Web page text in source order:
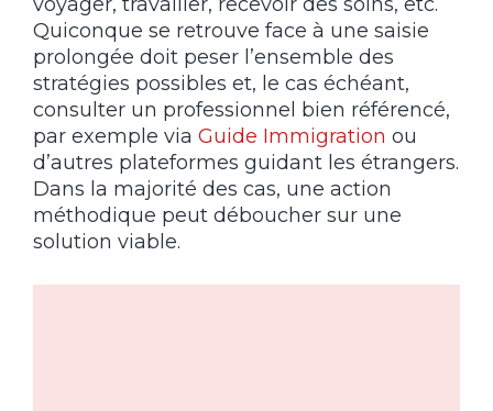
Quiconque se retrouve face à une saisie
prolongée doit peser l’ensemble des
stratégies possibles et, le cas échéant,
consulter un professionnel bien référencé,
par exemple via Guide Immigration ou
d’autres plateformes guidant les étrangers.
Dans la majorité des cas, une action
méthodique peut déboucher sur une
solution viable.